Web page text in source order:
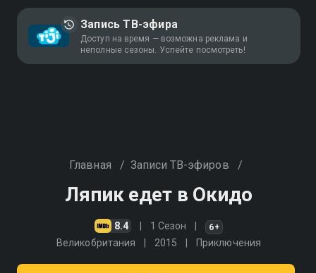
Запись ТВ-эфира
Доступ на время — возможна реклама и
неполные сезоны. Успейте посмотреть!
Главная / Записи ТВ-эфиров /
Ляпик едет в Окидо
8.4 1 Сезон 6+
Великобритания 2015 Приключения